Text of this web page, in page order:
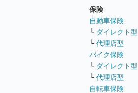
保険
自動車保険
└ ダイレクト型
└ 代理店型
バイク保険
└ ダイレクト型
└ 代理店型
自転車保険